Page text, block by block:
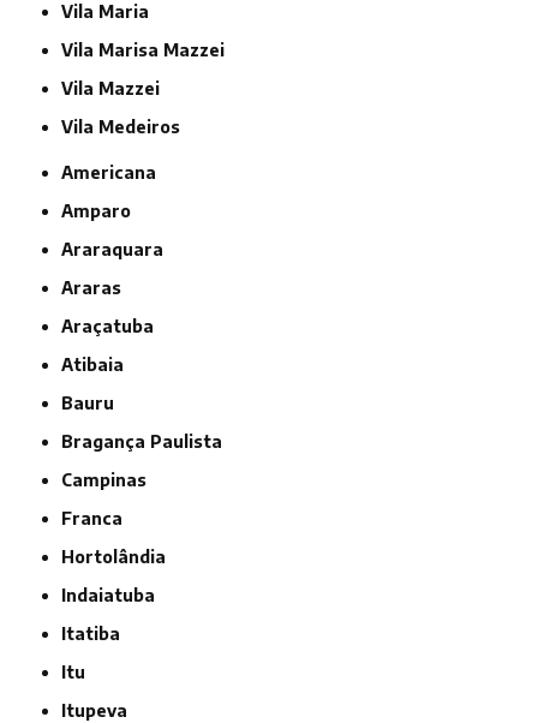
Vila Maria
Vila Marisa Mazzei
Vila Mazzei
Vila Medeiros
Americana
Amparo
Araraquara
Araras
Araçatuba
Atibaia
Bauru
Bragança Paulista
Campinas
Franca
Hortolândia
Indaiatuba
Itatiba
Itu
Itupeva